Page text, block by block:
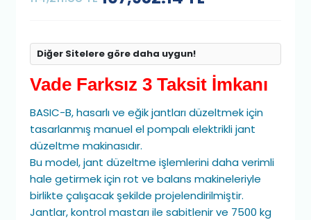
Diğer Sitelere göre daha uygun!
Vade Farksız 3 Taksit İmkanı
BASIC-B, hasarlı ve eğik jantları düzeltmek için
tasarlanmış manuel el pompalı elektrikli jant
düzeltme makinasıdır.
Bu model, jant düzeltme işlemlerini daha verimli
hale getirmek için rot ve balans makineleriyle
birlikte çalışacak şekilde projelendirilmiştir.
Jantlar, kontrol mastarı ile sabitlenir ve 7500 kg